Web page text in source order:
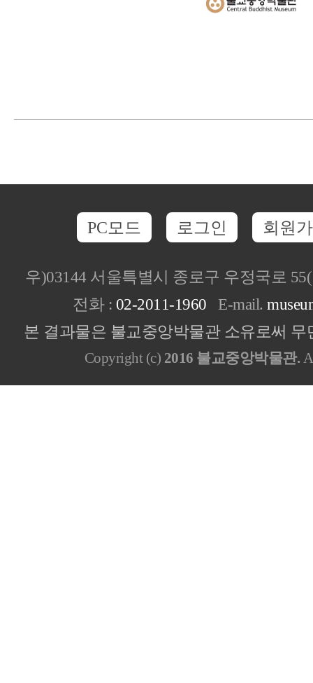
PC모드 로그인 회원
우)03144 서울특별시 종로구 우정국로
전화 : 02-2011-1960 E-mail.
본 결과물은 불교중앙박물관 소유로써
Copyright (c) 2016 불교중앙박물관.